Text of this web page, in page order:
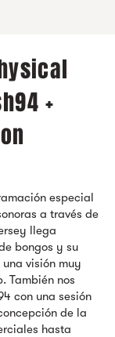
+
especial
a través de
llega
bongos y su
visión muy
También nos
con una sesión
de la
hasta